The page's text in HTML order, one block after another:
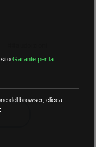
sitoGarante per la
del browser, clicca